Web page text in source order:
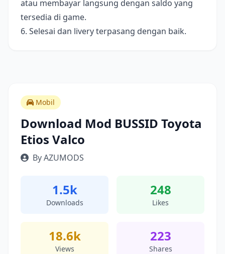
atau membayar langsung dengan saldo yang
tersedia di game.
6. Selesai dan livery terpasang dengan baik.
Mobil
Download Mod BUSSID Toyota
Etios Valco
By AZUMODS
1.5k
Downloads
248
Likes
18.6k
Views
223
Shares